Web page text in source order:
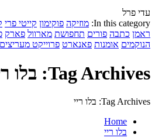
עדי פרל
In this category: מוזיקה פוקימון קייטי פרי
ראמן כתבה פורים תחפושת מארוול פארק
הנוקמים אומנות פאנארט פרוייקט מעריצים
Tag Archives: בלו ריי
Tag Archives: בלו ריי
Home
בלו ריי